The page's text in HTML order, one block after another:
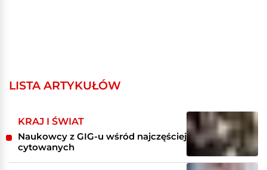
LISTA ARTYKUŁÓW
KRAJ I ŚWIAT
Naukowcy z GIG-u wśród najczęściej
cytowanych